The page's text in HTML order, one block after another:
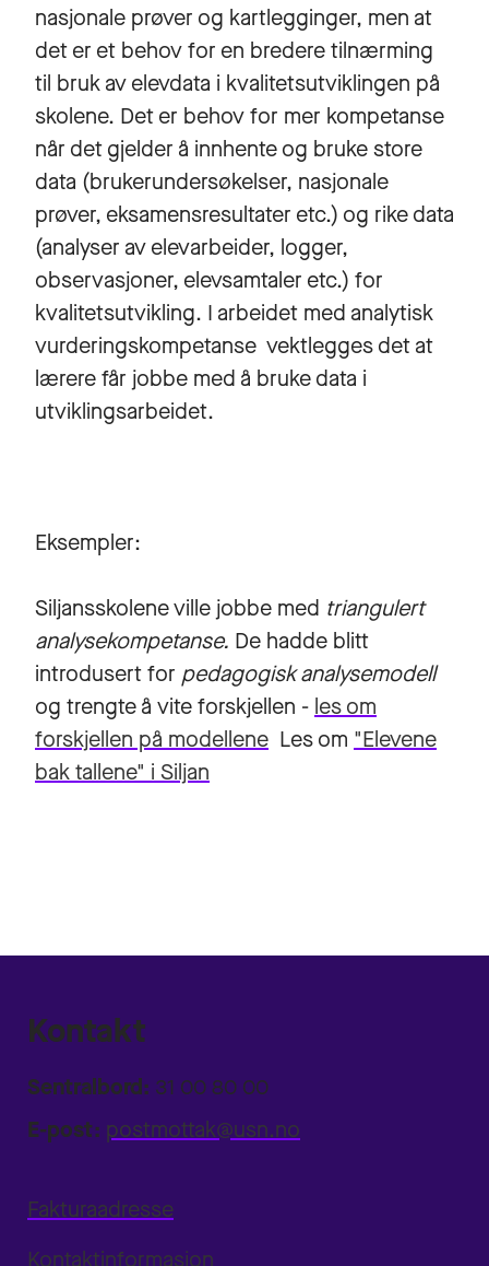
nasjonale prøver og kartlegginger, men at
det er et behov for en bredere tilnærming
til bruk av elevdata i kvalitetsutviklingen på
skolene. Det er behov for mer kompetanse
når det gjelder å innhente og bruke store
data (brukerundersøkelser, nasjonale
prøver, eksamensresultater etc.) og rike data
(analyser av elevarbeider, logger,
observasjoner, elevsamtaler etc.) for
kvalitetsutvikling. I arbeidet med analytisk
vurderingskompetanse vektlegges det at
lærere får jobbe med å bruke data i
utviklingsarbeidet.
Eksempler:
Siljansskolene ville jobbe med triangulert
analysekompetanse. De hadde blitt
introdusert for pedagogisk analysemodell
og trengte å vite forskjellen - les om
forskjellen på modellene Les om "Elevene
bak tallene" i Siljan
Kontakt
Sentralbord: 31 00 80 00
E-post: postmottak@usn.no
Fakturaadresse
Kontaktinformasjon